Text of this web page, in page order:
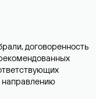
договоренность
направлению